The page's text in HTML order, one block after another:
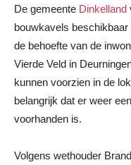
De gemeente Dinkelland
bouwkavels
de behoefte van de
Vierde Veld in
kunnen voorzien in de
belangrijk dat er weer
voorhanden is.
Volgens wethouder